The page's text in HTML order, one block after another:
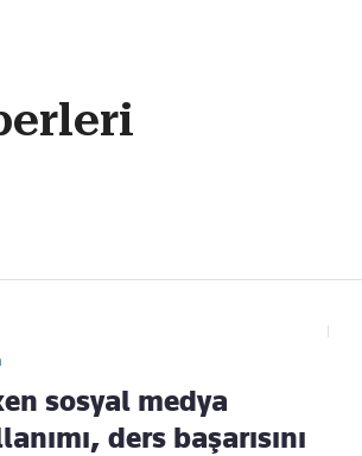
materyal
sosyal medya
ders başarısını